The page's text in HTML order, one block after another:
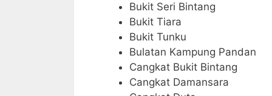
Bukit Seri Bintang
Bukit Tiara
Bukit Tunku
Bulatan Kampung Pandan
Cangkat Bukit Bintang
Cangkat Damansara